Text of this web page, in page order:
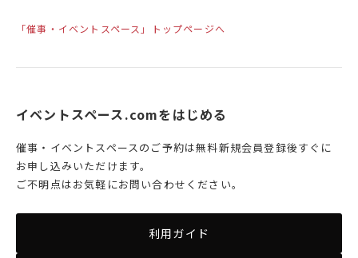
「催事・イベントスペース」トップページへ
イベントスペース.comをはじめる
催事・イベントスペースのご予約は無料新規会員登録後すぐに
お申し込みいただけます。
ご不明点はお気軽にお問い合わせください。
利用ガイド